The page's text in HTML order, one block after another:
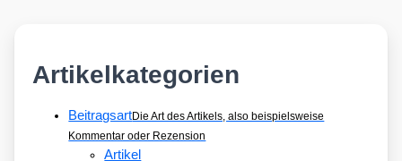
Artikelkategorien
BeitragsartDie Art des Artikels, also beispielsweise
Kommentar oder Rezension
Artikel